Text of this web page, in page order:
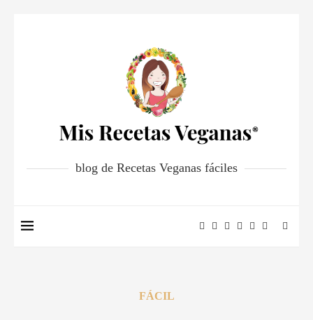
blog de Recetas Veganas fáciles
FÁCIL